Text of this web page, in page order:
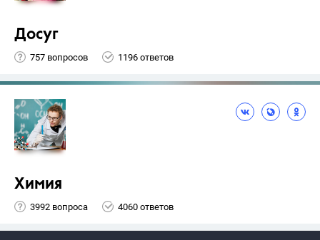
Досуг
757 вопросов 1196 ответов
Химия
3992 вопроса 4060 ответов